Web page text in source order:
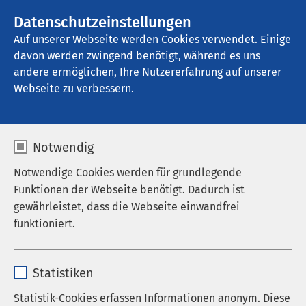
Datenschutzeinstellungen
Auf unserer Webseite werden Cookies verwendet. Einige
davon werden zwingend benötigt, während es uns
andere ermöglichen, Ihre Nutzererfahrung auf unserer
Webseite zu verbessern.
Notwendig
Notwendige Cookies werden für grundlegende
Funktionen der Webseite benötigt. Dadurch ist
gewährleistet, dass die Webseite einwandfrei
funktioniert.
Anbieter sgalinski
Statistiken
Statistik-Cookies erfassen Informationen anonym. Diese
AMEOS Klinikum Schönebeck